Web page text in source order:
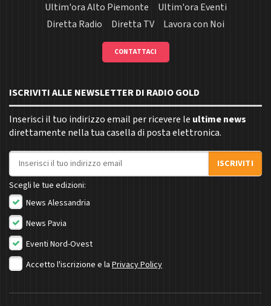
Ultim'ora Alto Piemonte
Ultim'ora Eventi
Diretta Radio
Diretta TV Lavora con Noi
CONTATTACI
ISCRIVITI ALLE NEWSLETTER DI RADIO GOLD
Inserisci il tuo indirizzo email per ricevere le ultime news
direttamente nella tua casella di posta elettronica.
Indirizzo email
ISCRIVITI
Scegli le tue edizioni:
News Alessandria
News Pavia
Eventi Nord-Ovest
Accetto l'iscrizione e la Privacy Policy